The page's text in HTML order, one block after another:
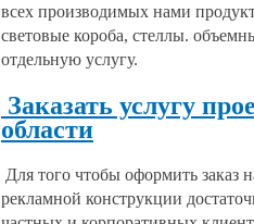
всех производимых нами
световые короба, стеллы.
отдельную услугу.
Заказать услугу
области
Для того чтобы оформить заказ
рекламной конструкции